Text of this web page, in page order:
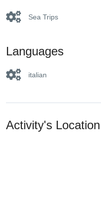
Sea Trips
Languages
italian
Activity's Location